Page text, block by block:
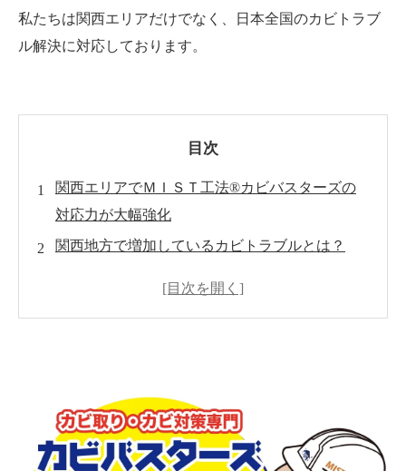
私たちは関西エリアだけでなく、日本全国のカビトラブ
ル解決に対応しております。
目次
関西エリアでＭＩＳＴ工法®カビバスターズの
対応力が大幅強化
関西地方で増加しているカビトラブルとは？
カビを放置すると住宅と健康にどんな影響があ
るの？